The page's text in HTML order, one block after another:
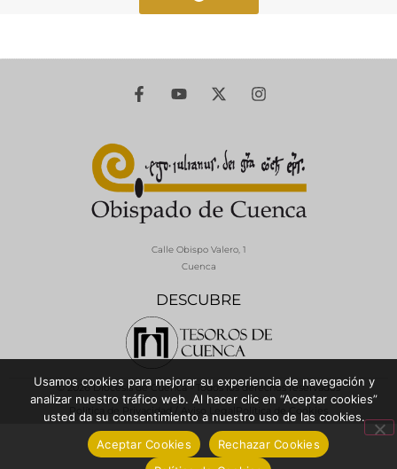
DESCUBRE
Calle Obispo Valero, 1
Cuenca
© 2026 Diócesis de Cuenca - Todos los derechos reservados
Política de Privacidad / Aviso Legal
Política de Cookies
Usamos cookies para mejorar su experiencia de navegación y
analizar nuestro tráfico web. Al hacer clic en “Aceptar cookies”
usted da su consentimiento a nuestro uso de las cookies.
Aceptar Cookies
Rechazar Cookies